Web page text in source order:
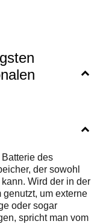
des
der sowohl
Wird der in der
um externe
oder sogar
spricht man vom